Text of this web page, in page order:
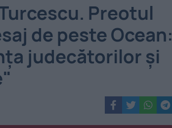
Preotul
de peste Ocean:
judecătorilor și